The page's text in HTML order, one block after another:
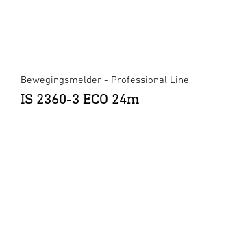
Bewegingsmelder - Professional Line
IS 2360-3 ECO 24m